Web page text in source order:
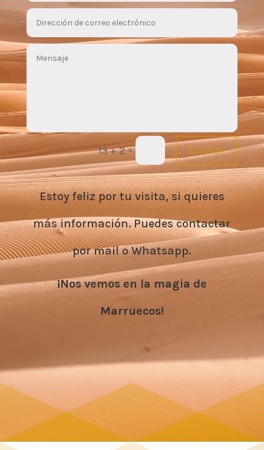
13 + 2= Enviar
Estoy feliz por tu visita, si quieres
más información. Puedes contactar
por mail o Whatsapp.
¡Nos vemos en la magia de
Marruecos!